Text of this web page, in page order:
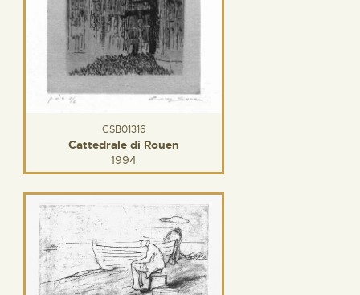
GSB01316
Cattedrale di Rouen
1994